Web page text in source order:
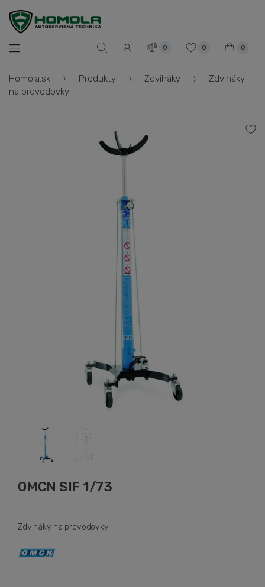
0 0 0
Homola.sk Produkty Zdviháky
Zdviháky
na prevodovky
OMCN SIF 1/73
Zdviháky na prevodovky